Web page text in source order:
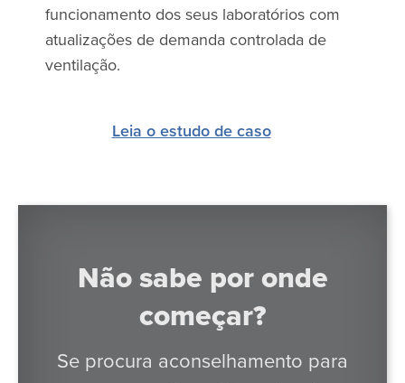
funcionamento dos seus laboratórios com
atualizações de demanda controlada de
ventilação.
Leia o estudo de caso
Não sabe por onde
começar?
Se procura aconselhamento para